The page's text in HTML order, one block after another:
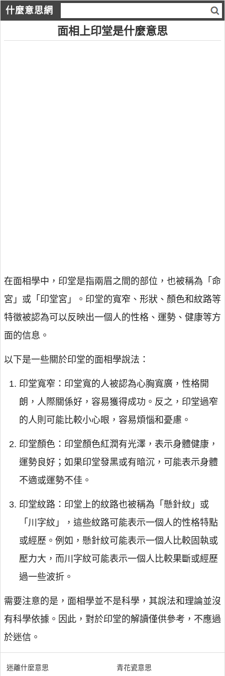
什麼意思網
面相上印堂是什麼意思
在面相學中，印堂是指兩眉之間的部位，也被稱為「命
宮」或「印堂宮」。印堂的寬窄、形狀、顏色和紋路等
特徵被認為可以反映出一個人的性格、運勢、健康等方
面的信息。
以下是一些關於印堂的面相學說法：
印堂寬窄：印堂寬的人被認為心胸寬廣，性格開
朗，人際關係好，容易獲得成功。反之，印堂過窄
的人則可能比較小心眼，容易煩惱和憂慮。
印堂顏色：印堂顏色紅潤有光澤，表示身體健康，
運勢良好；如果印堂發黑或有暗沉，可能表示身體
不適或運勢不佳。
印堂紋路：印堂上的紋路也被稱為「懸針紋」或
「川字紋」，這些紋路可能表示一個人的性格特點
或經歷。例如，懸針紋可能表示一個人比較固執或
壓力大，而川字紋可能表示一個人比較果斷或經歷
過一些波折。
需要注意的是，面相學並不是科學，其說法和理論並沒
有科學依據。因此，對於印堂的解讀僅供參考，不應過
於迷信。
迷離什麼意思 青花瓷意思